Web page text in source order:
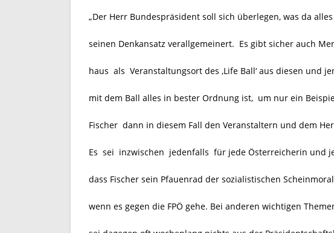
„Der Herr Bundespräsident soll sich überlegen, was da
seinen Denkansatz verallgemeinert. Es gibt sicher auch
haus als Veranstaltungsort des ,Life Ball‘ aus diesen und
mit dem Ball alles in bester Ordnung ist, um nur ein
Fischer dann in diesem Fall den Veranstaltern und dem
Es sei inzwischen jedenfalls für jede Österreicherin und
dass Fischer sein Pfauenrad der sozialistischen
wenn es gegen die FPÖ gehe. Bei anderen wichtigen